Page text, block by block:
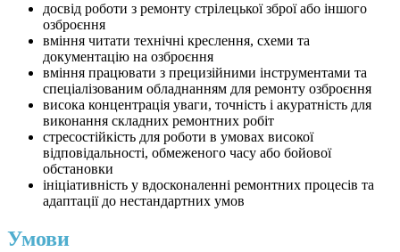
досвід роботи з ремонту стрілецької зброї або іншого
озброєння
вміння читати технічні креслення, схеми та
документацію на озброєння
вміння працювати з прецизійними інструментами та
спеціалізованим обладнанням для ремонту озброєння
висока концентрація уваги, точність і акуратність для
виконання складних ремонтних робіт
стресостійкість для роботи в умовах високої
відповідальності, обмеженого часу або бойової
обстановки
ініціативність у вдосконаленні ремонтних процесів та
адаптації до нестандартних умов
Умови